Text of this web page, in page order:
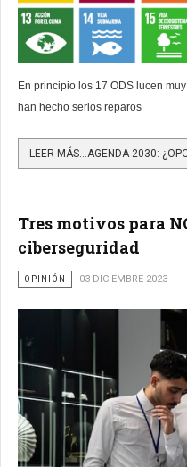
En principio los 17 ODS lucen
han hecho serios reparos
Tres motivos para
ciberseguridad
OPINIÓN 03 DICIEMBRE 2023